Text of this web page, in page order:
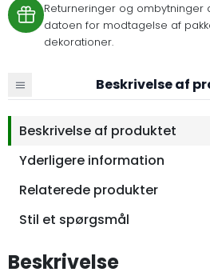
Returneringer og
datoen for modtagelse af
dekorationer.
Beskrivelse af
Beskrivelse af produktet
Yderligere information
Relaterede produkter
Stil et spørgsmål
Beskrivelse